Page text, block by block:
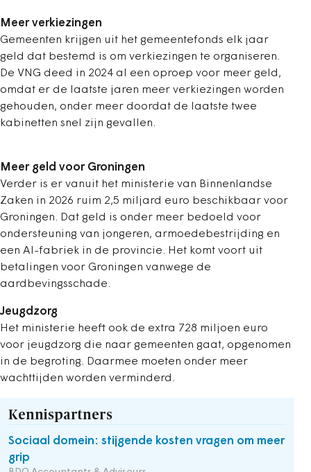
Meer verkiezingen
Gemeenten krijgen uit het gemeentefonds elk jaar
geld dat bestemd is om verkiezingen te organiseren.
De VNG deed in 2024 al een oproep voor meer geld,
omdat er de laatste jaren meer verkiezingen worden
gehouden, onder meer doordat de laatste twee
kabinetten snel zijn gevallen.
Meer geld voor Groningen
Verder is er vanuit het ministerie van Binnenlandse
Zaken in 2026 ruim 2,5 miljard euro beschikbaar voor
Groningen. Dat geld is onder meer bedoeld voor
ondersteuning van jongeren, armoedebestrijding en
een AI-fabriek in de provincie. Het komt voort uit
betalingen voor Groningen vanwege de
aardbevingsschade.
Jeugdzorg
Het ministerie heeft ook de extra 728 miljoen euro
voor jeugdzorg die naar gemeenten gaat, opgenomen
in de begroting. Daarmee moeten onder meer
wachttijden worden verminderd.
Kennispartners
Sociaal domein: stijgende kosten vragen om meer
grip